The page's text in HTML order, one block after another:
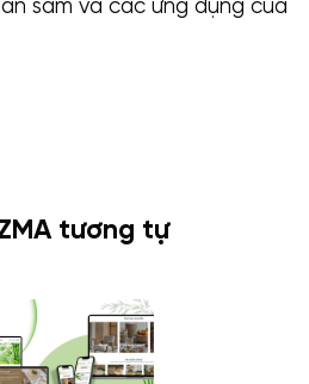
sâm và các ứng dụng của
tương tự